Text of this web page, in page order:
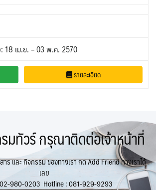
0 UZB อุซเบกิสถาน
VNM เวียดนาม 31
0 จอร์แดน - อียิปต์ 4
ESP สเปน
2 CHE สวิตเซอร์แลนด์ 8
UKR ยูเครน 0
บัลแกเรีย โรมาเนีย 2
จอร์เจีย อาร์เมเนีย 1
ส 3 สเปน โปรตุเกส 2
: 18 เม.ย. – 03 พ.ค. 2570
รายละเอียด
มทัวร์ กรุณาติดต่อเจ้าหน้าที่
ร และ กิจกรรม ของทางเรา กด Add Friend ทางเราได้
เลย
980-0203 Hotline :081-929-9293